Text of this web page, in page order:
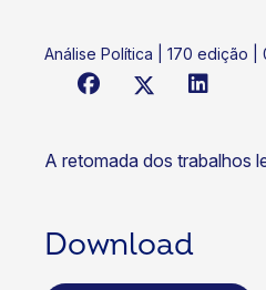
Análise Política | 170 edição |
A retomada dos trabalhos
Download